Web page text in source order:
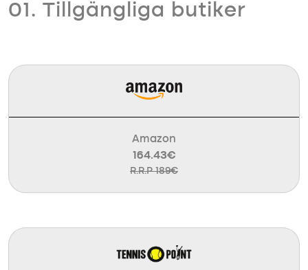
01. Tillgängliga butiker
Amazon
164.43€
R.R.P 189€